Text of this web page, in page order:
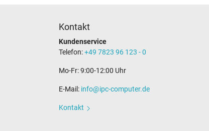
Kontakt
Kundenservice
Telefon:+49 7823 96 123 - 0
Mo-Fr: 9:00-12:00 Uhr
E-Mail: info@ipc-computer.de
Kontakt